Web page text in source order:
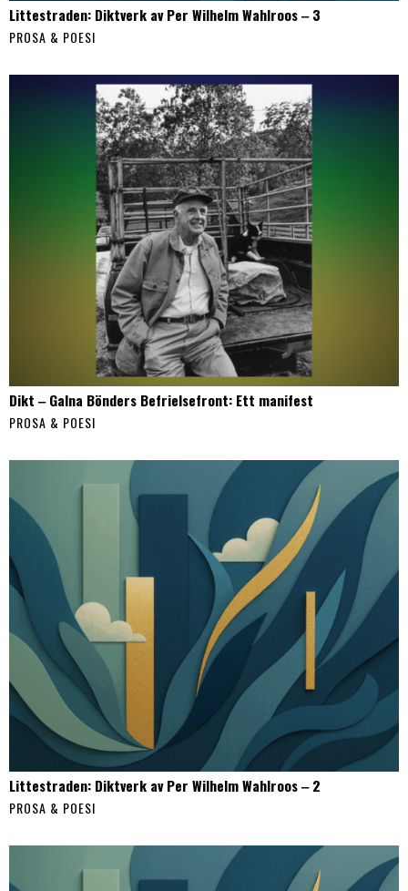
Littestraden: Diktverk av Per Wilhelm Wahlroos ‒ 3
PROSA & POESI
Dikt ‒ Galna Bönders Befrielsefront: Ett manifest
PROSA & POESI
Littestraden: Diktverk av Per Wilhelm Wahlroos ‒ 2
PROSA & POESI